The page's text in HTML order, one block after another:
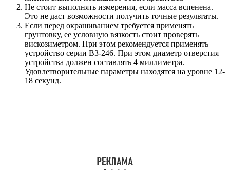
Не стоит выполнять измерения, если масса вспенена.
Это не даст возможности получить точные результаты.
Если перед окрашиванием требуется применять
грунтовку, ее условную вязкость стоит проверять
вискозиметром. При этом рекомендуется применять
устройство серии В3-246. При этом диаметр отверстия
устройства должен составлять 4 миллиметра.
Удовлетворительные параметры находятся на уровне 12-
18 секунд.